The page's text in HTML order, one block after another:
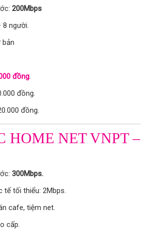
200Mbps
8 người.
bản
đồng.
đồng.
đồng.
HOME NET VNPT –
300Mbps.
tế tối thiểu: 2Mbps.
cafe, tiệm net.
cấp.